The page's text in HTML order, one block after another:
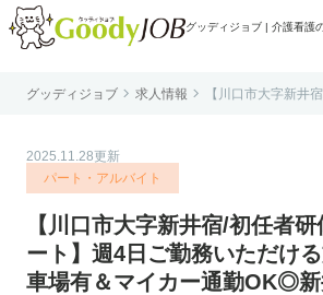
グッディジョブ | 介護看護
はじめての方へ
個人情報保護方針
利用規約
グッディジョブ  求人情報 
【川口市大字新井
2025.11.28更新
パート・アルバイト
【川口市大字新井宿/初任者
ート】週4日ご勤務いただけ
車場有＆マイカー通勤OK◎